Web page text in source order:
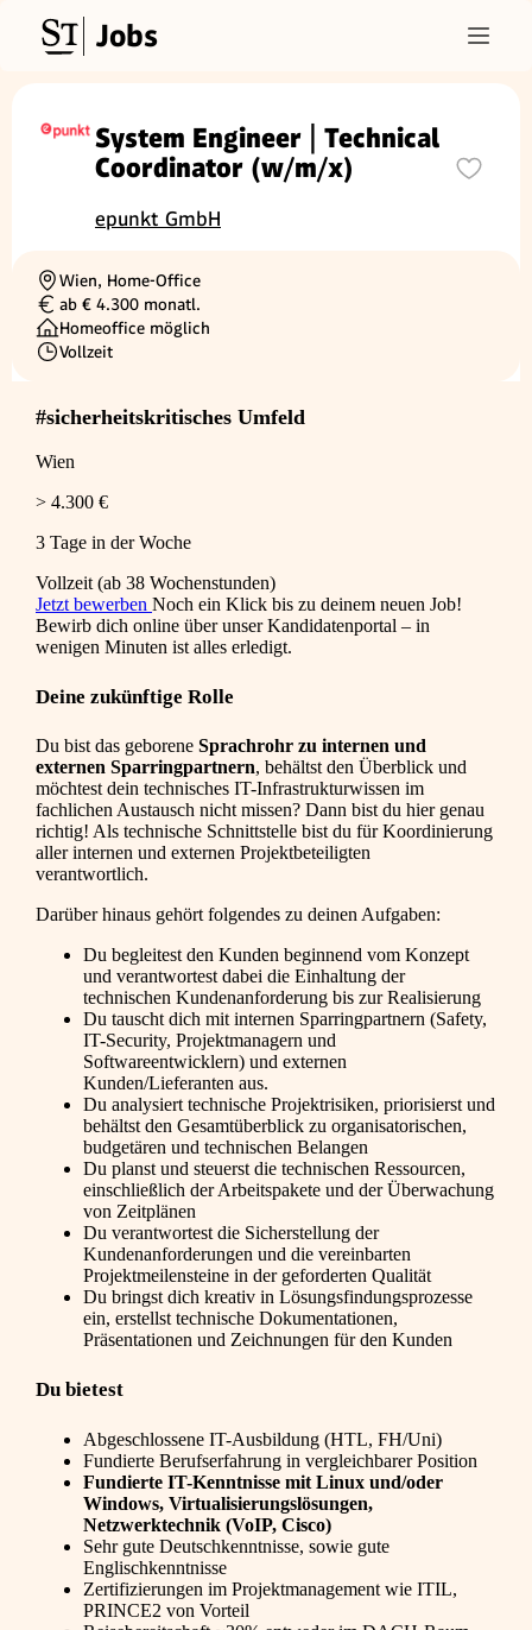
Jobs
System Engineer | Technical
Coordinator (w/m/x)
epunkt GmbH
Ortschaft
Wien, Home-Office
Gehalt
ab € 4.300 monatl.
Homeoffice möglich
Beschäftigungsart
Vollzeit
#sicherheitskritisches Umfeld
Wien
> 4.300 €
3 Tage in der Woche
Vollzeit (ab 38 Wochenstunden)
Jetzt bewerben Noch ein Klick bis zu deinem neuen Job!
Bewirb dich online über unser Kandidatenportal – in
wenigen Minuten ist alles erledigt.
Deine zukünftige Rolle
Du bist das geborene Sprachrohr zu internen und
externen Sparringpartnern, behältst den Überblick und
möchtest dein technisches IT-Infrastrukturwissen im
fachlichen Austausch nicht missen? Dann bist du hier genau
richtig! Als technische Schnittstelle bist du für Koordinierung
aller internen und externen Projektbeteiligten
verantwortlich.
Darüber hinaus gehört folgendes zu deinen Aufgaben:
Du begleitest den Kunden beginnend vom Konzept
und verantwortest dabei die Einhaltung der
technischen Kundenanforderung bis zur Realisierung
Du tauscht dich mit internen Sparringpartnern (Safety,
IT-Security, Projektmanagern und
Softwareentwicklern) und externen
Kunden/Lieferanten aus.
Du analysiert technische Projektrisiken, priorisierst und
behältst den Gesamtüberblick zu organisatorischen,
budgetären und technischen Belangen
Du planst und steuerst die technischen Ressourcen,
einschließlich der Arbeitspakete und der Überwachung
von Zeitplänen
Du verantwortest die Sicherstellung der
Kundenanforderungen und die vereinbarten
Projektmeilensteine in der geforderten Qualität
Du bringst dich kreativ in Lösungsfindungsprozesse
ein, erstellst technische Dokumentationen,
Präsentationen und Zeichnungen für den Kunden
Du bietest
Abgeschlossene IT-Ausbildung (HTL, FH/Uni)
Fundierte Berufserfahrung in vergleichbarer Position
Fundierte IT-Kenntnisse mit Linux und/oder
Windows, Virtualisierungslösungen,
Netzwerktechnik (VoIP, Cisco)
Sehr gute Deutschkenntnisse, sowie gute
Englischkenntnisse
Zertifizierungen im Projektmanagement wie ITIL,
PRINCE2 von Vorteil